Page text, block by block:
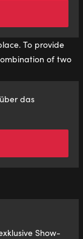
das
Show-